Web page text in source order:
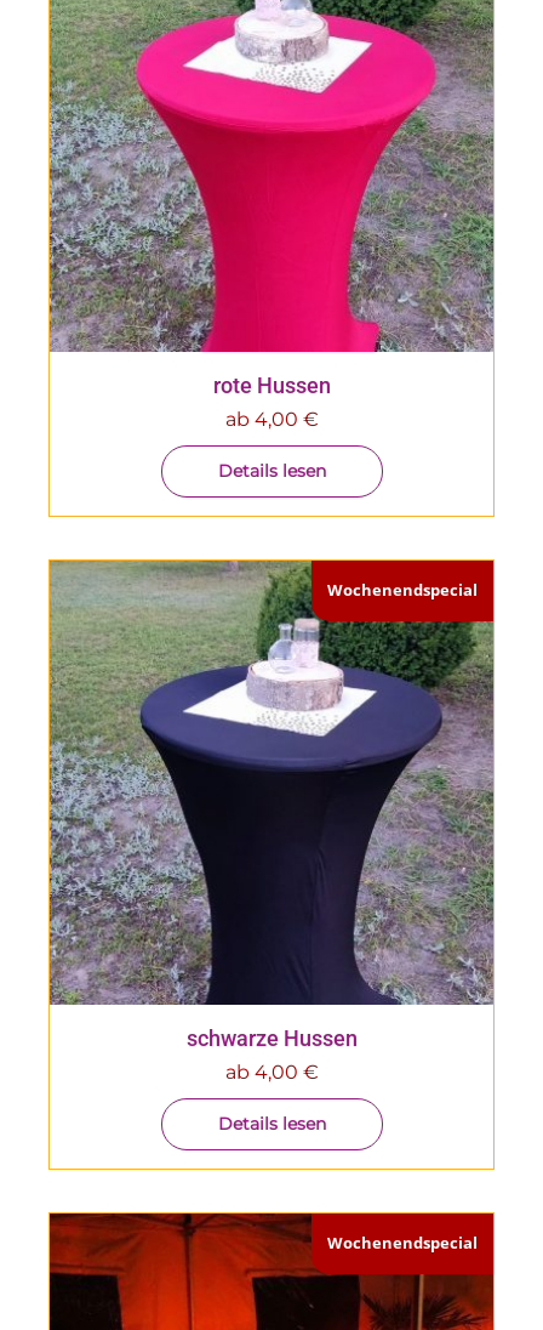
rote Hussen
ab 4,00 €
Details lesen
Wochenendspecial
schwarze Hussen
ab 4,00 €
Details lesen
Wochenendspecial